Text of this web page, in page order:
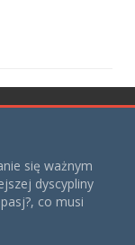
się ważnym
dyscypliny
co musi